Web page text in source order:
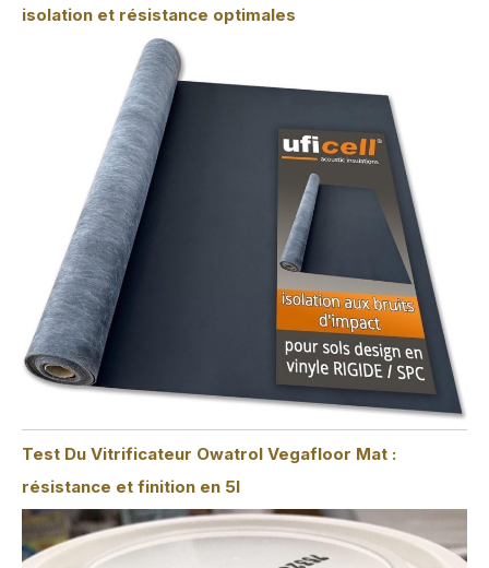
isolation et résistance optimales
Test Du Vitrificateur Owatrol Vegafloor Mat :
résistance et finition en 5l